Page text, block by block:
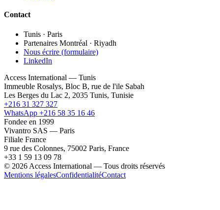
Contact
Tunis · Paris
Partenaires Montréal · Riyadh
Nous écrire (formulaire)
LinkedIn
Access International — Tunis
Immeuble Rosalys, Bloc B, rue de l'ile Sabah
Les Berges du Lac 2, 2035 Tunis, Tunisie
+216 31 327 327
WhatsApp +216 58 35 16 46
Fondee en 1999
Vivantro SAS — Paris
Filiale France
9 rue des Colonnes, 75002 Paris, France
+33 1 59 13 09 78
© 2026 Access International — Tous droits réservés
Mentions légalesConfidentialitéContact